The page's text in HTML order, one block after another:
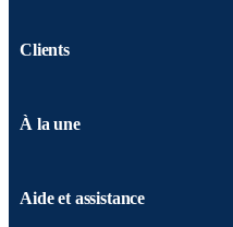
Clients
À la une
Aide et assistance